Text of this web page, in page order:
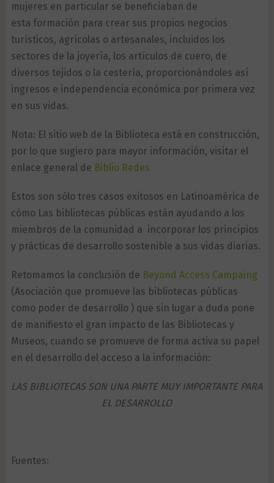
mujeres en particular se beneficiaban de
esta formación para crear sus propios negocios
turísticos, agrícolas o artesanales, incluidos los
sectores de la joyería, los artículos de cuero, de
diversos tejidos o la cestería, proporcionándoles así
ingresos e independencia económica por primera vez
en sus vidas.
Nota: El sitio web de la Biblioteca está en construcción,
por lo que sugiero para mayor información, visitar el
enlace general de Biblio Redes
Estos son sólo tres casos exitosos en Latinoamérica de
cómo Las bibliotecas públicas están ayudando a los
miembros de la comunidad a incorporar los principios
y prácticas de desarrollo sostenible a sus vidas diarias.
Retomamos la conclusión de Beyond Access Campaing
(Asociación que promueve las bibliotecas públicas
como poder de desarrollo ) que sin lugar a duda pone
de manifiesto el gran impacto de las Bibliotecas y
Museos, cuando se promueve de forma activa su papel
en el desarrollo del acceso a la información:
LAS BIBLIOTECAS SON UNA PARTE MUY IMPORTANTE PARA
EL DESARROLLO
Fuentes: